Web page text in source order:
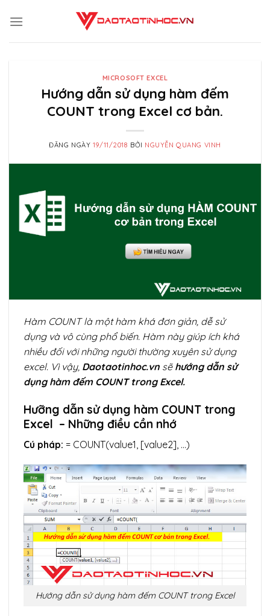
MICROSOFT EXCEL
Hướng dẫn sử dụng hàm đếm
COUNT trong Excel cơ bản.
ĐĂNG NGÀY 19/11/2018 BỞI NGUYỄN QUANG VINH
Hàm COUNT là một hàm khá đơn giản, dễ sử
dụng và vô cùng phổ biến. Hàm này giúp ích khá
nhiều đối với những người thường xuyên sử dụng
excel. Vì vậy, Daotaotinhoc.vn sẽ hướng dẫn sử
dụng hàm đếm COUNT trong Excel.
Hưỡng dẫn sử dụng hàm COUNT trong
Excel – Những điều cần nhớ
Cú pháp: = COUNT(value1, [value2], …)
Hướng dẫn sử dụng hàm đếm COUNT trong Excel